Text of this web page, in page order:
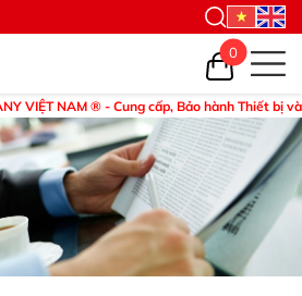
- Cung cấp, Bảo hành Thiết bị và Phụ tùng.
0